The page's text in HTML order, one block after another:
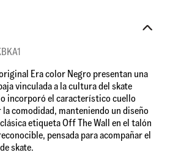
Era color Negro presentan una
vinculada a la cultura del skate
incorporó el característico cuello
comodidad, manteniendo un diseño
etiqueta Off The Wall en el talón
pensada para acompañar el
skate.